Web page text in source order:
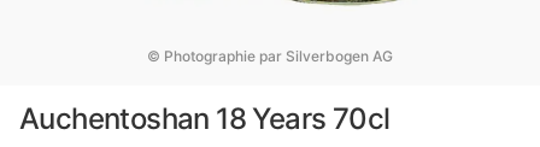
© Photographie par Silverbogen AG
Auchentoshan 18 Years 70cl